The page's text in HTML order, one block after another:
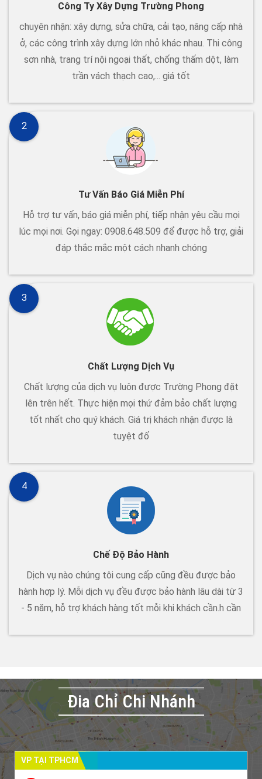
Công Ty Xây Dựng Trường Phong
chuyên nhận: xây dựng, sửa chữa, cải tạo, nâng cấp nhà
ở, các công trình xây dựng lớn nhỏ khác nhau. Thi công
sơn nhà, trang trí nội ngoại thất, chống thấm dột, làm
trần vách thạch cao,... giá tốt
Tư Vấn Báo Giá Miễn Phí
Hỗ trợ tư vấn, báo giá miễn phí, tiếp nhận yêu cầu mọi
lúc mọi nơi. Gọi ngay: 0908.648.509 để được hỗ trợ, giải
đáp thắc mắc một cách nhanh chóng
2
Chất Lượng Dịch Vụ
Chất lượng của dịch vụ luôn được Trường Phong đặt
lên trên hết. Thực hiện mọi thứ đảm bảo chất lượng
tốt nhất cho quý khách. Giá trị khách nhận được là
tuyệt đố
3
Chế Độ Bảo Hành
Dịch vụ nào chúng tôi cung cấp cũng đều được bảo
hành hợp lý. Mỗi dịch vụ đều được bảo hành lâu dài từ 3
- 5 năm, hỗ trợ khách hàng tốt mỗi khi khách cần.h cần
4
Đia Chỉ Chi Nhánh
VP TẠI TPHCM